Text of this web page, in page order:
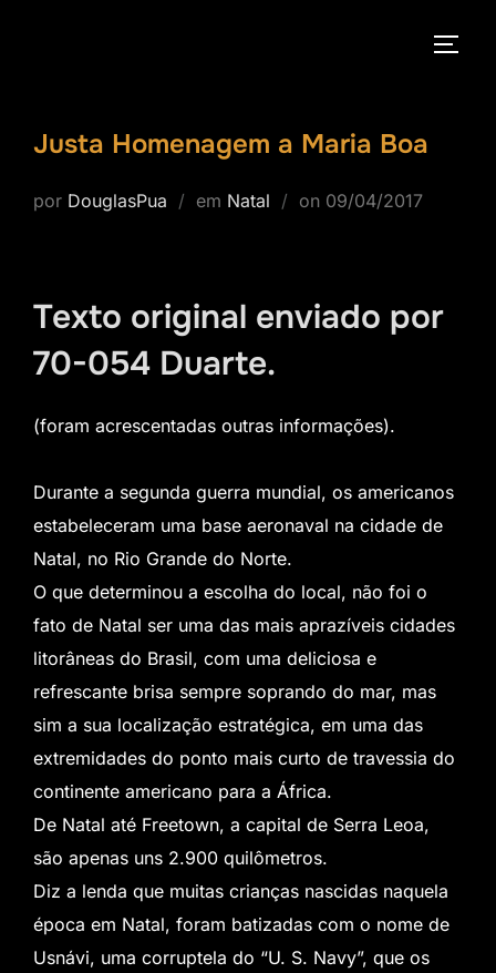
Justa Homenagem a Maria Boa
por DouglasPua em Natal on Postado
09/04/2017
Texto original enviado por
70-054 Duarte.
(foram acrescentadas outras informações).
Durante a segunda guerra mundial, os americanos
estabeleceram uma base aeronaval na cidade de
Natal, no Rio Grande do Norte.
O que determinou a escolha do local, não foi o
fato de Natal ser uma das mais aprazíveis cidades
litorâneas do Brasil, com uma deliciosa e
refrescante brisa sempre soprando do mar, mas
sim a sua localização estratégica, em uma das
extremidades do ponto mais curto de travessia do
continente americano para a África.
De Natal até Freetown, a capital de Serra Leoa,
são apenas uns 2.900 quilômetros.
Diz a lenda que muitas crianças nascidas naquela
época em Natal, foram batizadas com o nome de
Usnávi, uma corruptela do “U. S. Navy”, que os